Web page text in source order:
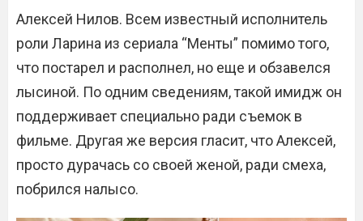
Алексей Нилов. Всем известный исполнитель
роли Ларина из сериала “Менты” помимо того,
что постарел и располнел, но еще и обзавелся
лысиной. По одним сведениям, такой имидж он
поддерживает специально ради съемок в
фильме. Другая же версия гласит, что Алексей,
просто дурачась со своей женой, ради смеха,
побрился налысо.